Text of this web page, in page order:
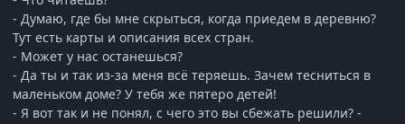
- Думаю, где бы мне скрыться, когда приедем в деревню?
Тут есть карты и описания всех стран.
- Может у нас останешься?
- Да ты и так из-за меня всё теряешь. Зачем тесниться в
маленьком доме? У тебя же пятеро детей!
- Я вот так и не понял, с чего это вы сбежать решили? -